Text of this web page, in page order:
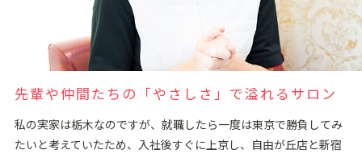
先輩や仲間たちの「やさしさ」で溢れるサロン
私の実家は栃⽊なのですが、就職したら⼀度は東京で勝負してみ
たいと考えていたため、⼊社後すぐに上京し、⾃由が丘店と新宿